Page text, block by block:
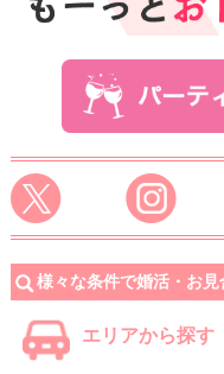
様々な条件で婚活・お
エリアから探す